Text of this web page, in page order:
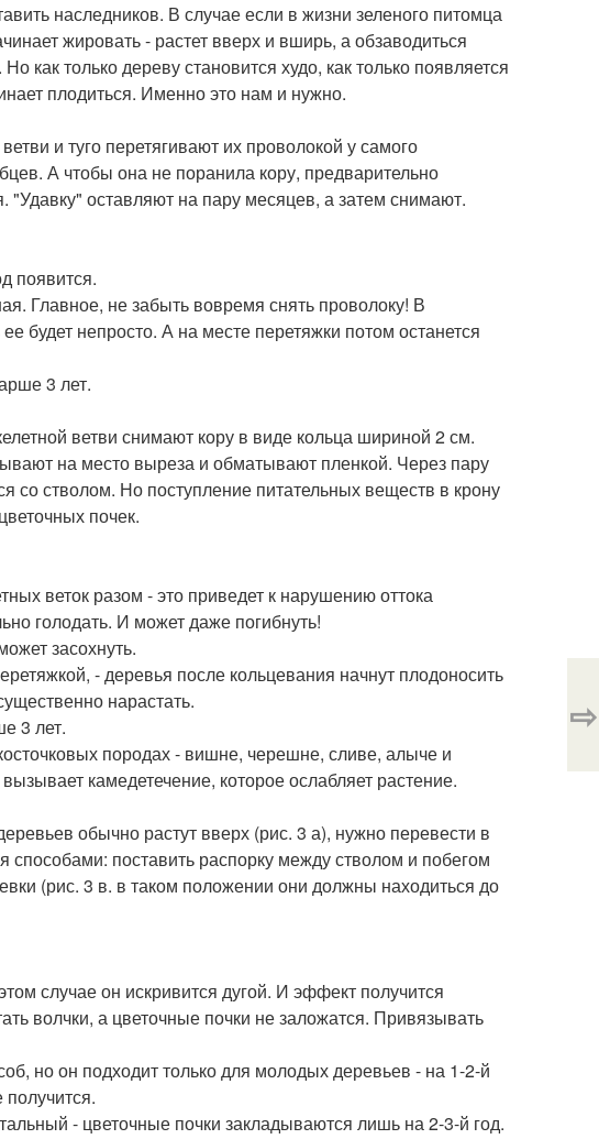
наследников. В случае если в жизни зеленого питомца
жировать - растет вверх и вширь, а обзаводиться
как только дереву становится худо, как только появляется
плодиться. Именно это нам и нужно.
и туго перетягивают их проволокой у самого
А чтобы она не поранила кору, предварительно
оставляют на пару месяцев, а затем снимают.
появится.
Главное, не забыть вовремя снять проволоку! В
будет непросто. А на месте перетяжки потом останется
3 лет.
ветви снимают кору в виде кольца шириной 2 см.
на место выреза и обматывают пленкой. Через пару
со стволом. Но поступление питательных веществ в крону
почек.
веток разом - это приведет к нарушению оттока
голодать. И может даже погибнуть!
засохнуть.
- деревья после кольцевания начнут плодоносить
нарастать.
3 лет.
породах - вишне, черешне, сливе, алыче и
камедетечение, которое ослабляет растение.
обычно растут вверх (рис. 3 а), нужно перевести в
поставить распорку между стволом и побегом
(рис. 3 в. в таком положении они должны находиться до
случае он искривится дугой. И эффект получится
волчки, а цветочные почки не заложатся. Привязывать
но он подходит только для молодых деревьев - на 1-2-й
получится.
- цветочные почки закладываются лишь на 2-3-й год.
⇨